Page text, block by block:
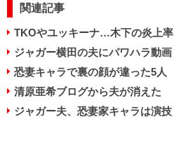
関連記事
TKOやユッキーナ…木下の炎上率
ジャガー横田の夫にパワハラ動画
恐妻キャラで裏の顔が違った5人
清原亜希ブログから夫が消えた
ジャガー夫、恐妻家キャラは演技